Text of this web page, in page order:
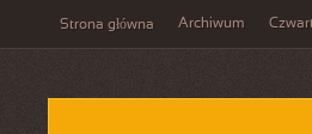
Strona główna Archiwum